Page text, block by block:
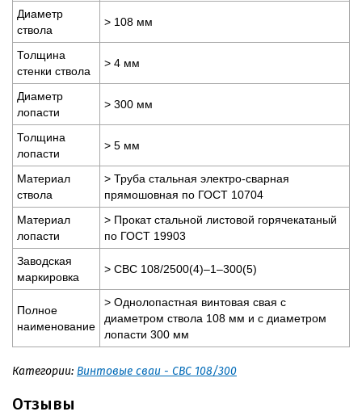
Диаметр
ствола
> 108 мм
Толщина
стенки ствола
> 4 мм
Диаметр
лопасти
> 300 мм
Толщина
лопасти
> 5 мм
Материал
ствола
> Труба стальная электро-сварная
прямошовная по ГОСТ 10704
Материал
лопасти
> Прокат стальной листовой горячекатаный
по ГОСТ 19903
Заводская
маркировка
> СВС 108/2500(4)–1–300(5)
Полное
наименование
> Однолопастная винтовая свая с
диаметром ствола 108 мм и с диаметром
лопасти 300 мм
Категории: Винтовые сваи - СВС 108/300
Отзывы